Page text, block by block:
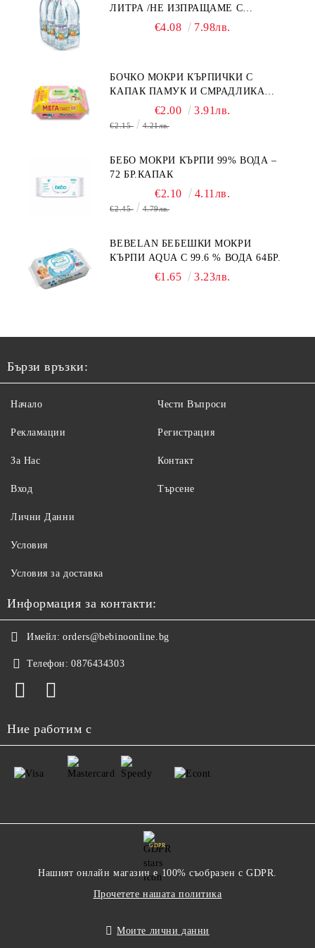
ЛИТРА /НЕ ИЗПРАЩАМЕ С
€4.08 7.98лв.
БОЧКО МОКРИ КЪРПИЧКИ С
КАПАК ПАМУК И СМРАДЛИКА
€2.00 3.91лв.
€2.15 4.21лв.
БЕБО МОКРИ КЪРПИ 99% ВОДА –
72 БР.КАПАК
€2.10 4.11лв.
€2.45 4.79лв.
BEBELAN БЕБЕШКИ МОКРИ
КЪРПИ AQUA С 99.6 % ВОДА 64БР.
€1.65 3.23лв.
Бързи връзки:
Начало
Рекламации
За Нас
Вход
Чести Въпроси
Регистрация
Контакт
Търсене
Лични Данни
Условия
Условия за доставка
Информация за контакти:
Имейл: orders@bebinoonline.bg
Телефон: 0876434303
Ние работим с
GDPR
Нашият онлайн магазин е 100% съобразен с GDPR.
Прочетете нашата политика
Моите лични данни